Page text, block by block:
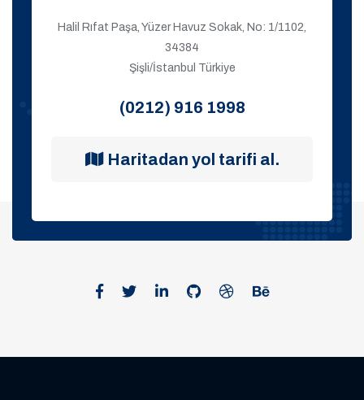
Halil Rıfat Paşa, Yüzer Havuz Sokak, No: 1/1102,
34384
Şişli/İstanbul Türkiye
(0212) 916 1998
Haritadan yol tarifi al.